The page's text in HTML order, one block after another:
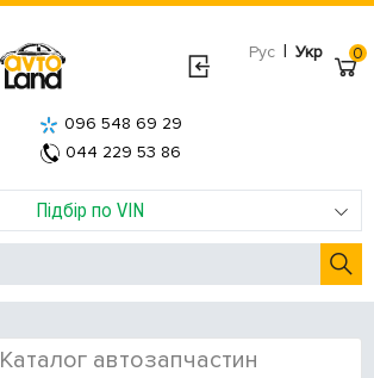
Рус | Укр
Підбір по VIN
096 548 69 29
044 229 53 86
0
Каталог автозапчастин